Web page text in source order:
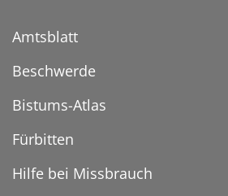
Amtsblatt
Beschwerde
Bistums-Atlas
Fürbitten
Hilfe bei Missbrauch